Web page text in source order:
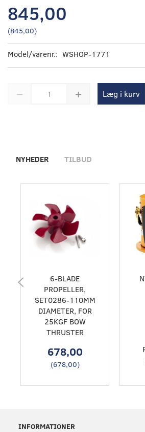
845,00
(845,00)
Model/varenr.: WSHOP-1771
Læg i kurv
NYHEDER TILBUD
6-BLADE
PROPELLER,
SET0286-110MM
DIAMETER, FOR
25KGF BOW
THRUSTER
678,00
(678,00)
INFORMATIONER